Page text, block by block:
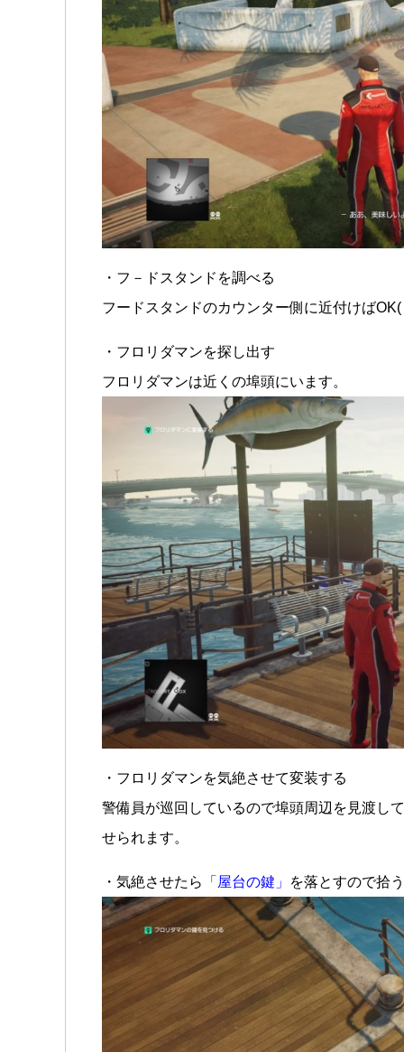
・フ－ドスタンドを調べる
フードスタンドのカウンター側に近付けばOK(
・フロリダマンを探し出す
フロリダマンは近くの埠頭にいます。
・フロリダマンを気絶させて変装する
警備員が巡回しているので埠頭周辺を見渡し
せられます。
・気絶させたら 「屋台の鍵」 を落とすので拾う